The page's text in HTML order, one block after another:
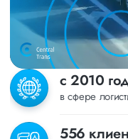
с 2010
в сфере
556